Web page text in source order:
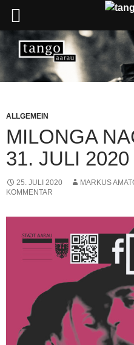
ALLGEMEIN
MILONGA
31. JULI 2020
25. JULI 2020 MARKUS
KOMMENTAR